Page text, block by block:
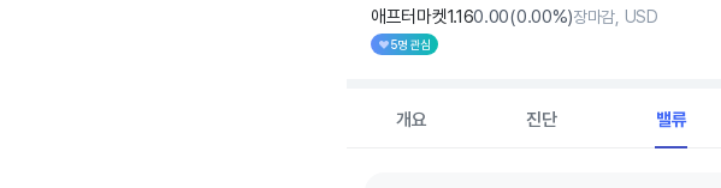
애프터마켓1.160.00(0.00%)장마감, USD
5명 관심
개요 진단 밸류